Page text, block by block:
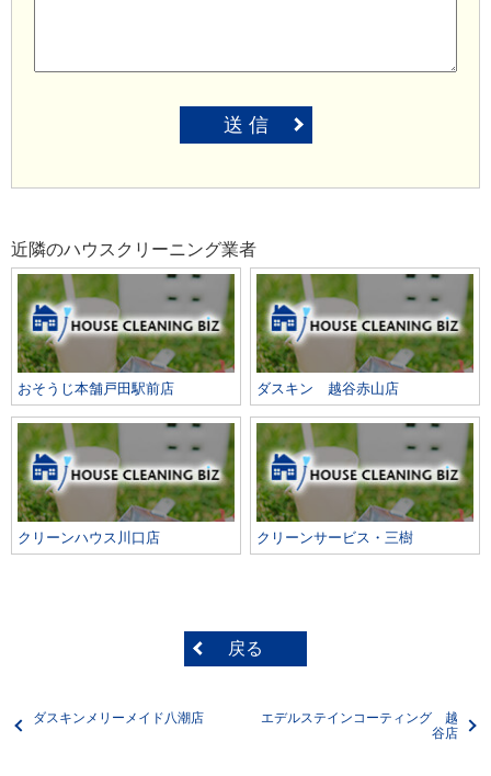
送 信
近隣のハウスクリーニング業者
おそうじ本舗戸田駅前店 ダスキン 越谷赤山店
クリーンハウス川口店 クリーンサービス・三樹
戻る
ダスキンメリーメイド八潮店
エデルステインコーティング 越
谷店